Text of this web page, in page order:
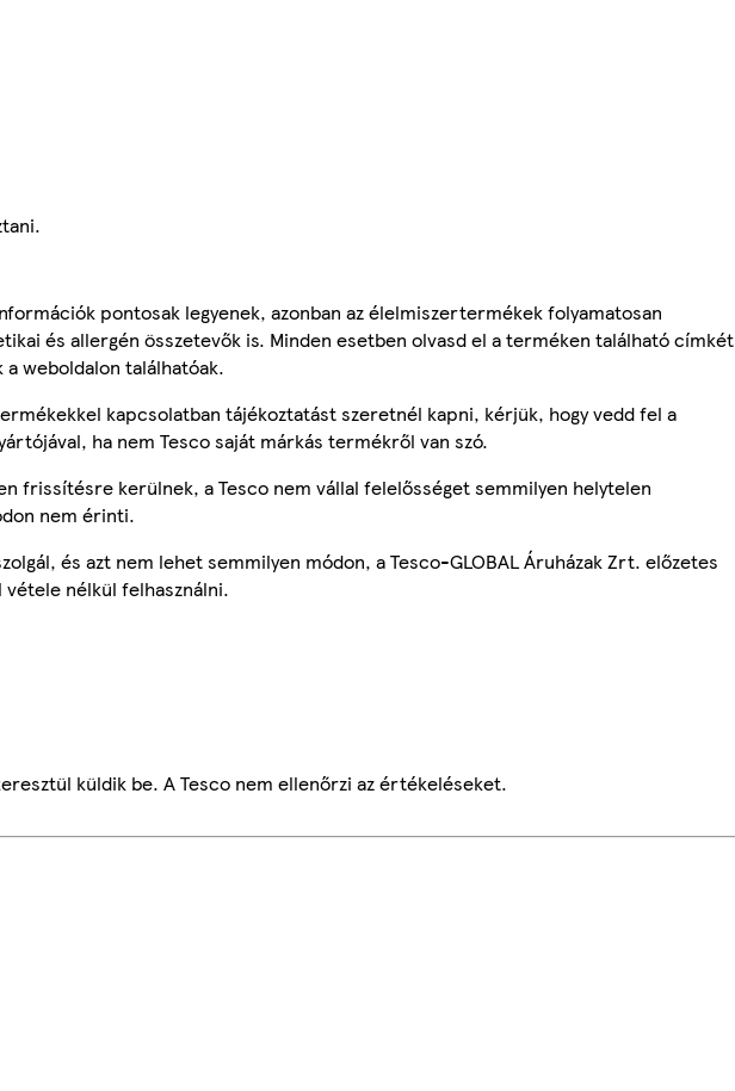
pontosak legyenek, azonban az élelmiszertermékek folyamatosan
és allergén összetevők is. Minden esetben olvasd el a terméken található címkét
weboldalon találhatóak.
kapcsolatban tájékoztatást szeretnél kapni, kérjük, hogy vedd fel a
ha nem Tesco saját márkás termékről van szó.
frissítésre kerülnek, a Tesco nem vállal felelősséget semmilyen helytelen
nem érinti.
és azt nem lehet semmilyen módon, a Tesco-GLOBAL Áruházak Zrt. előzetes
nélkül felhasználni.
küldik be. A Tesco nem ellenőrzi az értékeléseket.